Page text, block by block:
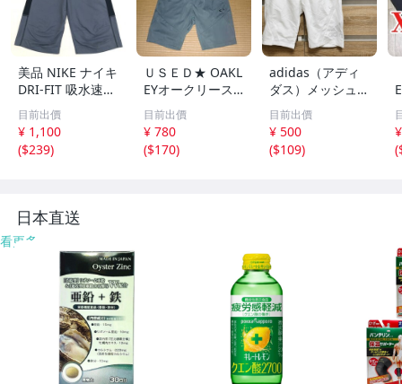
美品 NIKE ナイキ
DRI-FIT 吸水速乾
ウーブン 3/4 ク
ォーターパンツ S
グレー ショーツ
ジャージ クロッ
目前出價
¥ 1,100
($239)
ＵＳＥＤ★ OAKL
EYオークリース
カル ハーフパン
ツ★
目前出價
¥ 780
($170)
adidas（アディ
ダス）メッシュハ
ーフパンツ Lサイ
ズ ホワイト 美品
（167）■ネコポ
ス発送！
目前出價
¥ 500
($109)
(
日本直送
看更多